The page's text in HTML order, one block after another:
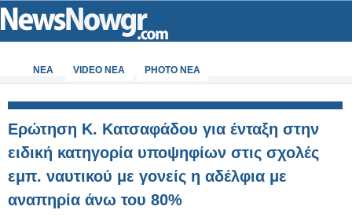
ΝΕΑ VIDEO NEA PHOTO NEA
Eρώτηση Κ. Κατσαφάδου για ένταξη στην
ειδική κατηγορία υποψηφίων στις σχολές
εμπ. ναυτικού με γονείς η αδέλφια με
αναπηρία άνω του 80%